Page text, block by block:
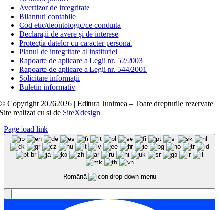
Avertizor de integritate
Bilanțuri contabile
Cod etic/deontologic/de conduită
Declarații de avere și de interese
Protecția datelor cu caracter personal
Planul de integritate al instituției
Rapoarte de aplicare a Legii nr. 52/2003
Rapoarte de aplicare a Legii nr. 544/2001
Solicitare informații
Buletin informativ
© Copyright 20262026 | Editura Junimea – Toate drepturile rezervate |
Site realizat cușide SiteXdesign
Page load link
Română